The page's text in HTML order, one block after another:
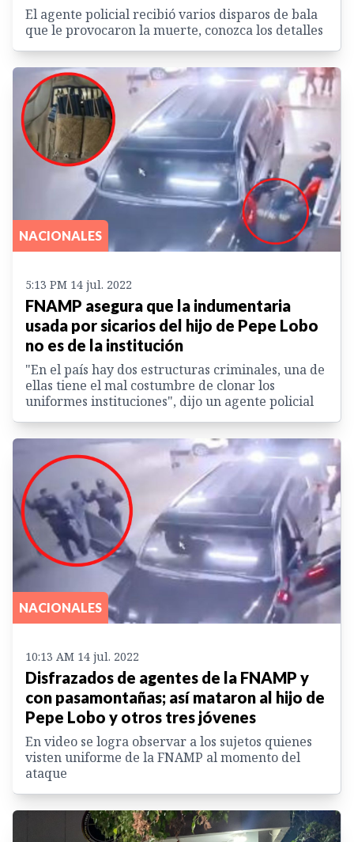
El agente policial recibió varios disparos de bala
que le provocaron la muerte, conozca los detalles
NACIONALES
5:13 PM 14 jul. 2022
FNAMP asegura que la indumentaria
usada por sicarios del hijo de Pepe Lobo
no es de la institución
"En el país hay dos estructuras criminales, una de
ellas tiene el mal costumbre de clonar los
uniformes instituciones", dijo un agente policial
NACIONALES
10:13 AM 14 jul. 2022
Disfrazados de agentes de la FNAMP y
con pasamontañas; así mataron al hijo de
Pepe Lobo y otros tres jóvenes
En video se logra observar a los sujetos quienes
visten uniforme de la FNAMP al momento del
ataque